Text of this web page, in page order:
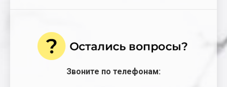
Звоните по телефонам: